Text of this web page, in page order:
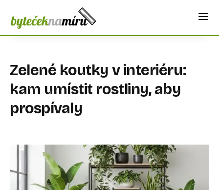
Zelené koutky v interiéru:
kam umístit rostliny, aby
prospívaly